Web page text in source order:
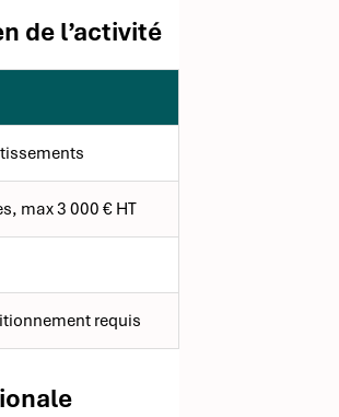
de l’activité
max 3 000 € HT
requis